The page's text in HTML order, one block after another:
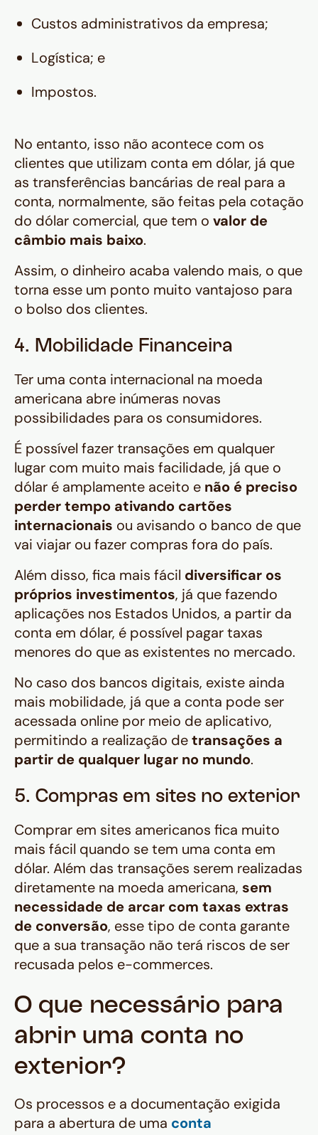
Custos administrativos da empresa;
Logística; e
Impostos.
No entanto, isso não acontece com os
clientes que utilizam conta em dólar, já que
as transferências bancárias de real para a
conta, normalmente, são feitas pela cotação
do dólar comercial, que tem o valor de
câmbio mais baixo.
Assim, o dinheiro acaba valendo mais, o que
torna esse um ponto muito vantajoso para
o bolso dos clientes.
4. Mobilidade Financeira
Ter uma conta internacional na moeda
americana abre inúmeras novas
possibilidades para os consumidores.
É possível fazer transações em qualquer
lugar com muito mais facilidade, já que o
dólar é amplamente aceito e não é preciso
perder tempo ativando cartões
internacionais ou avisando o banco de que
vai viajar ou fazer compras fora do país.
Além disso, fica mais fácil diversificar os
próprios investimentos, já que fazendo
aplicações nos Estados Unidos, a partir da
conta em dólar, é possível pagar taxas
menores do que as existentes no mercado.
No caso dos bancos digitais, existe ainda
mais mobilidade, já que a conta pode ser
acessada online por meio de aplicativo,
permitindo a realização detransações a
partir de qualquer lugar no mundo.
5. Compras em sites no exterior
Comprar em sites americanos fica muito
mais fácil quando se tem uma conta em
dólar. Além das transações serem realizadas
diretamente na moeda americana, sem
necessidade de arcar com taxas extras
de conversão, esse tipo de conta garante
que a sua transação não terá riscos de ser
recusada pelos e-commerces.
O que necessário para
abrir uma conta no
exterior?
Os processos e a documentação exigida
para a abertura de uma conta